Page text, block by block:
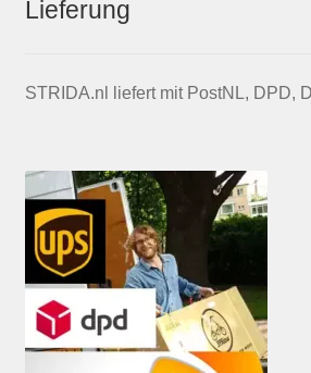
Lieferung
STRIDA.nl liefert mit PostNL, DPD,